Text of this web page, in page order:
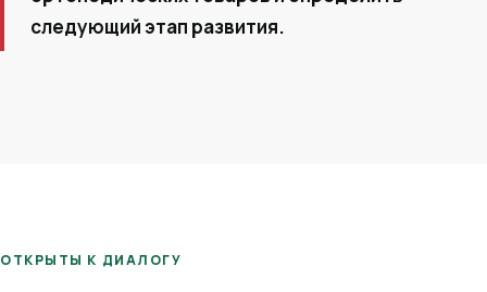
следующий этап развития.
ОТКРЫТЫ К ДИАЛОГУ